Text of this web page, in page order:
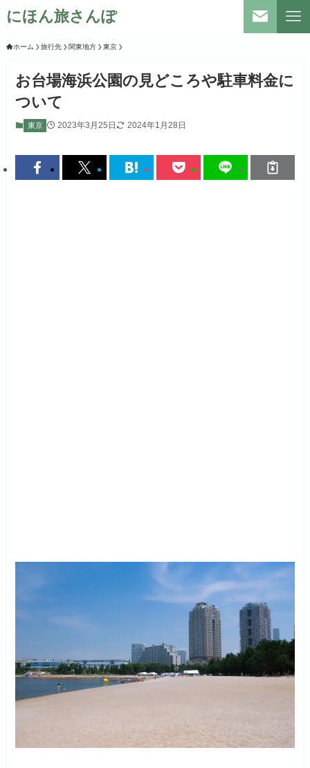
にほん旅さんぽ
ホーム 旅行先 関東地方 東京
お台場海浜公園の見どころや駐車料金に
ついて
東京 2023年3月25日 2024年1月28日